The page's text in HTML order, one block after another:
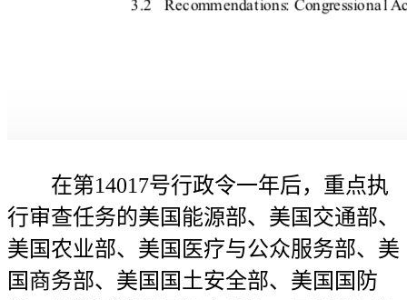
在第14017号行政令一年后，重点执
行审查任务的美国能源部、美国交通部、
美国农业部、美国医疗与公众服务部、美
国商务部、美国国土安全部、美国国防